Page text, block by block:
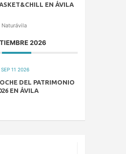
EN ÁVILA
Naturávila
2026
SEP 11 2026
DEL PATRIMONIO
EN ÁVILA